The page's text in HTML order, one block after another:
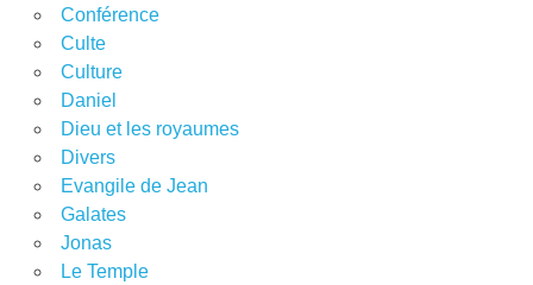
Conférence
Culte
Culture
Daniel
Dieu et les royaumes
Divers
Evangile de Jean
Galates
Jonas
Le Temple